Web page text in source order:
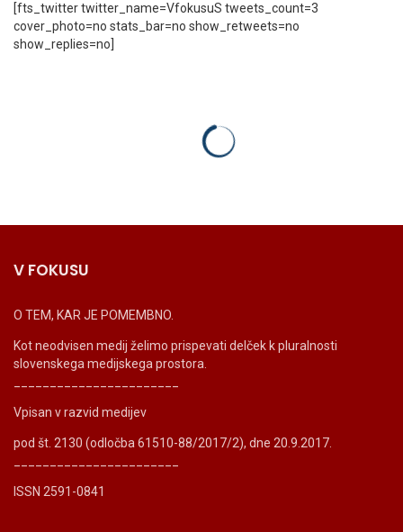
[fts_twitter twitter_name=VfokusuS tweets_count=3
cover_photo=no stats_bar=no show_retweets=no
show_replies=no]
V FOKUSU
O TEM, KAR JE POMEMBNO.
Kot neodvisen medij želimo prispevati delček k pluralnosti
slovenskega medijskega prostora.
Vpisan v razvid medijev
pod št. 2130 (odločba 61510-88/2017/2), dne 20.9.2017.
ISSN 2591-0841